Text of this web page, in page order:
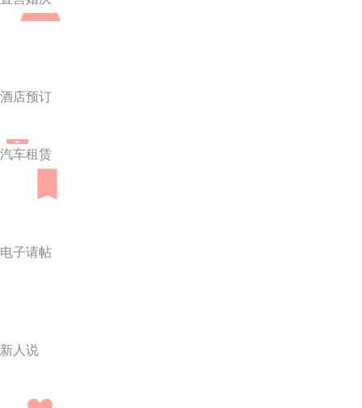
酒店预订
汽车租赁
电子请帖
新人说